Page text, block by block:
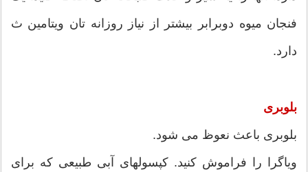
فنجان میوه دوبرابر بیشتر از نیاز روزانه تان ویتامین ث
دارد.
بلوبری
بلوبری باعث نعوظ می شود.
ویاگرا را فراموش کنید. کپسولهای آبی طبیعی که برای